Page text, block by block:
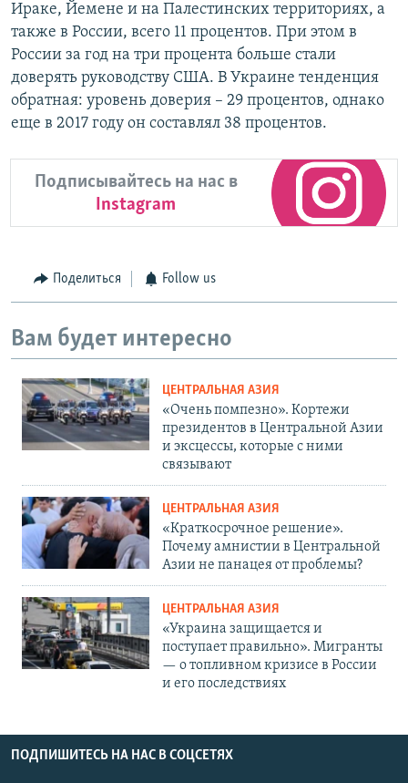
Ираке, Йемене и на Палестинских территориях, а
также в России, всего 11 процентов. При этом в
России за год на три процента больше стали
доверять руководству США. В Украине тенденция
обратная: уровень доверия – 29 процентов, однако
еще в 2017 году он составлял 38 процентов. ​
Подписывайтесь на нас в
Instagram
Поделиться Follow us
Вам будет интересно
ЦЕНТРАЛЬНАЯ АЗИЯ
«Очень помпезно». Кортежи
президентов в Центральной Азии
и эксцессы, которые с ними
связывают
ЦЕНТРАЛЬНАЯ АЗИЯ
«Краткосрочное решение».
Почему амнистии в Центральной
Азии не панацея от проблемы?
ЦЕНТРАЛЬНАЯ АЗИЯ
«Украина защищается и
поступает правильно». Мигранты
— о топливном кризисе в России
и его последствиях
ПОДПИШИТЕСЬ НА НАС В СОЦСЕТЯХ